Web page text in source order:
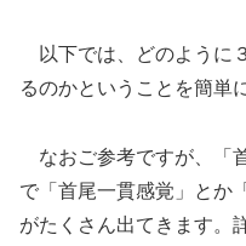
以下では、どのように
るのかということを簡単
なおご参考ですが、「
で「首尾一貫感覚」とか
がたくさん出てきます。